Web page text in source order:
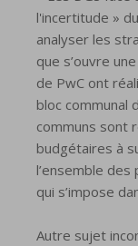
l'incertitude »
analyser les
que s’ouvre
de PwC ont
bloc communal
communs sont
budgétaires à
l’ensemble
qui s’impose
Autre sujet